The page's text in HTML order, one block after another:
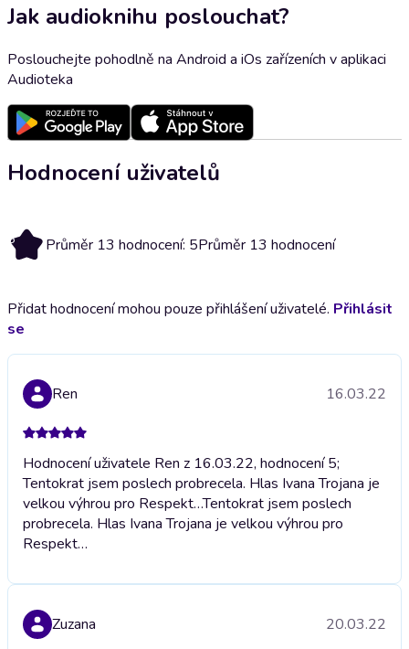
Jak audioknihu poslouchat?
Poslouchejte pohodlně na Android a iOs zařízeních v aplikaci
Audioteka
Hodnocení uživatelů
5 Průměr 13 hodnocení: 5Průměr 13 hodnocení
Přidat hodnocení mohou pouze přihlášení uživatelé. Přihlásit
se
Ren 16.03.22
Hodnocení uživatele Ren z 16.03.22, hodnocení 5;
Tentokrat jsem poslech probrecela. Hlas Ivana Trojana je
velkou výhrou pro Respekt…Tentokrat jsem poslech
probrecela. Hlas Ivana Trojana je velkou výhrou pro
Respekt…
Zuzana 20.03.22